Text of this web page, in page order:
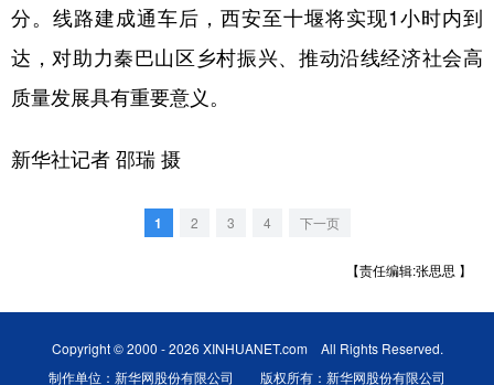
分。线路建成通车后，西安至十堰将实现1小时内到
达，对助力秦巴山区乡村振兴、推动沿线经济社会高
质量发展具有重要意义。
新华社记者 邵瑞 摄
1 2 3 4 下一页
【责任编辑:张思思 】
Copyright © 2000 - 2026 XINHUANET.com All Rights Reserved.
制作单位：新华网股份有限公司 版权所有：新华网股份有限公司